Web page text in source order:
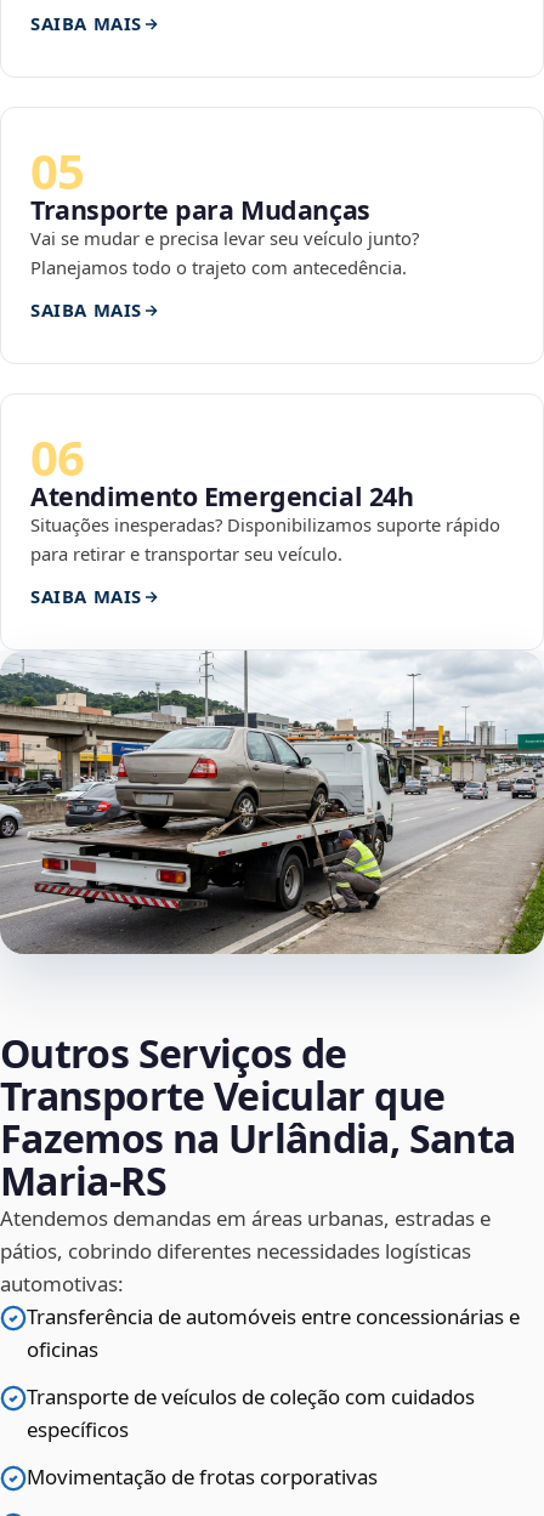
SAIBA MAIS
05
Transporte para Mudanças
Vai se mudar e precisa levar seu veículo junto?
Planejamos todo o trajeto com antecedência.
SAIBA MAIS
06
Atendimento Emergencial 24h
Situações inesperadas? Disponibilizamos suporte rápido
para retirar e transportar seu veículo.
SAIBA MAIS
Outros Serviços de
Transporte Veicular que
Fazemos na Urlândia, Santa
Maria‑RS
Atendemos demandas em áreas urbanas, estradas e
pátios, cobrindo diferentes necessidades logísticas
automotivas:
Transferência de automóveis entre concessionárias e
oficinas
Transporte de veículos de coleção com cuidados
específicos
Movimentação de frotas corporativas